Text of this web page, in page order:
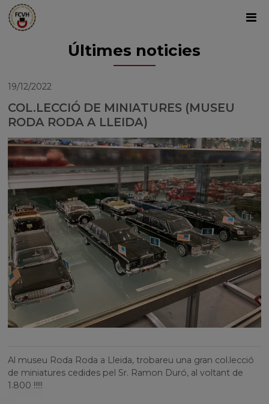
Últimes noticies
19/12/2022
COL.LECCIÓ DE MINIATURES (MUSEU
RODA RODA A LLEIDA)
Al museu Roda Roda a Lleida, trobareu una gran col.lecció
de miniatures cedides pel Sr. Ramon Duró, al voltant de
1.800 !!!!!